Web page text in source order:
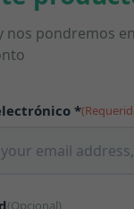
nos pondremos
*
(Opcional)